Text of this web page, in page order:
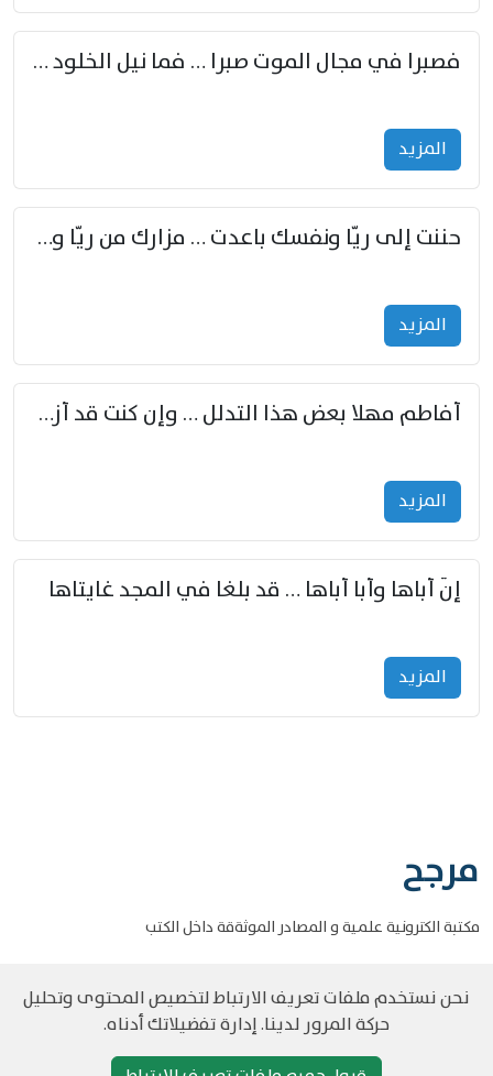
فصبرا في مجال الموت صبرا … فما نيل الخلود بمستطاع
المزید
حننت إلى ريّا ونفسك باعدت … مزارك من ريّا وشعباكما معا
المزید
أفاطم مهلا بعض هذا التدلل … وإن كنت قد أزمعت صرمي فأجملي
المزید
إنّ أباها وأبا أباها … قد بلغا في المجد غايتاها
المزید
مرجح
مكتبة الكترونية علمية و المصادر الموثةقة داخل الكتب
حقوق الطبع والنشر مرجح جميع الحقوق محفوظةسياسة و الخصوصية
نحن نستخدم ملفات تعريف الارتباط لتخصيص المحتوى وتحليل
حركة المرور لدينا. إدارة تفضيلاتك أدناه.